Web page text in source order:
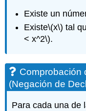
Existe un
Existe\(x\) tal
< x^2\).
Comprobación
(Negación de
Para cada una de